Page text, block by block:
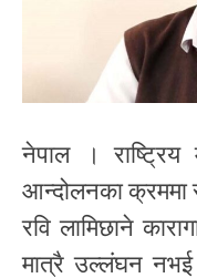
नेपाल ।
आन्दोलनका क्रममा
रवि लामिछाने
मात्रै उल्लंघन